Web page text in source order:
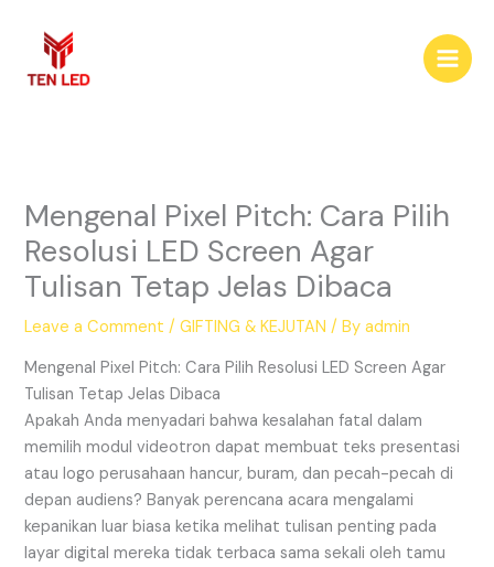
content
Mengenal Pixel Pitch: Cara Pilih
Resolusi LED Screen Agar
Tulisan Tetap Jelas Dibaca
Leave a Comment /GIFTING & KEJUTAN / Byadmin
Mengenal Pixel Pitch: Cara Pilih Resolusi LED Screen Agar
Tulisan Tetap Jelas Dibaca
Apakah Anda menyadari bahwa kesalahan fatal dalam
memilih modul videotron dapat membuat teks presentasi
atau logo perusahaan hancur, buram, dan pecah-pecah di
depan audiens? Banyak perencana acara mengalami
kepanikan luar biasa ketika melihat tulisan penting pada
layar digital mereka tidak terbaca sama sekali oleh tamu